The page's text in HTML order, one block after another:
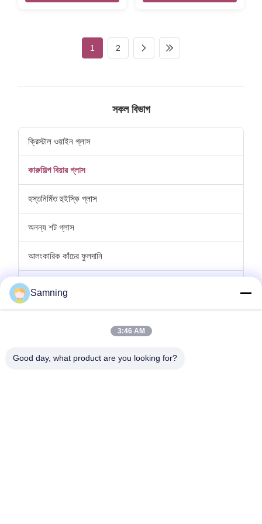
Place of Product Shanxi
Province,China Innner pack 4
Beer Mug logo can do it by
color
Max Diameter: 6.5cm; Height:
Lead Time 45days Xi'An
DaXi Houseware Co., Ltd 3-
2-104 ,3Unit
1 2
সকল বিভাগ
ক্রিস্টাল ওয়াইন গ্লাস
কারুশিল্প বিয়ার গ্লাস
হস্তনির্মিত হুইস্কি গ্লাস
অনন্য শট গ্লাস
আলংকারিক কাঁচের ফুলদানি
গ্লাস চার্জার প্লেট
Samning
3:46 AM
Good day, what product are you looking for?